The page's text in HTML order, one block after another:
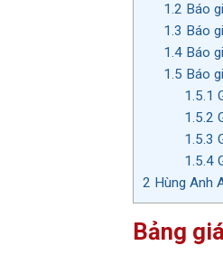
1.2 Báo
1.3 Báo
1.4Báo
1.5 Báo
1.5.1
1.5.2
1.5.3
1.5.4
2 Hùng Anh
Bảng